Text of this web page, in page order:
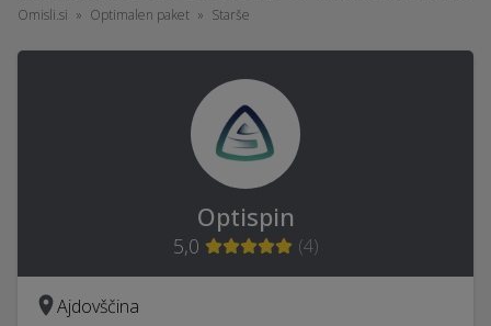
Omisli.si Optimalen paket Starše
Optispin
5,0 (4)
Ajdovščina